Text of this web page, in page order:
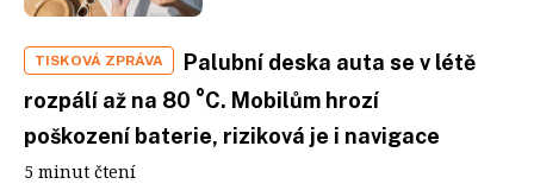
TISKOVÁ ZPRÁVA
Palubní deska auta se v létě
rozpálí až na 80 °C. Mobilům hrozí
poškození baterie, riziková je i navigace
5 minut čtení